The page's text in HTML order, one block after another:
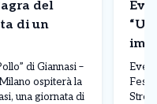
del
di un
di Giannasi –
ospiterà la
una giornata di